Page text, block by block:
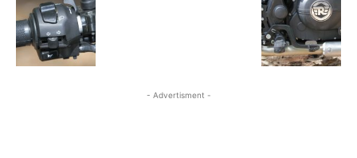
- Advertisment -